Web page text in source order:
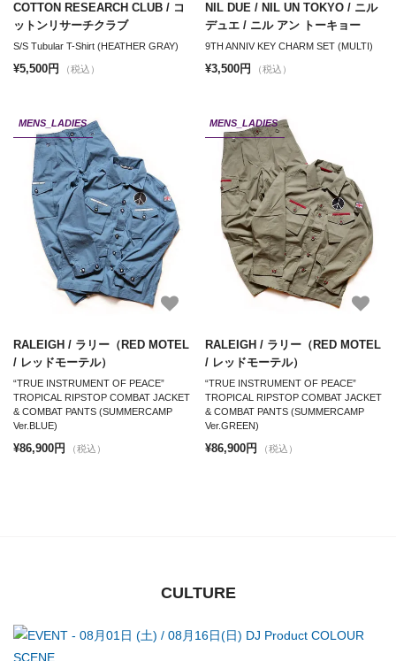
COTTON RESEARCH CLUB / コ
ットンリサーチクラブ
S/S Tubular T-Shirt (HEATHER GRAY)
¥5,500円 （税込）
NIL DUE / NIL UN TOKYO / ニル
デュエ / ニル アン トーキョー
9TH ANNIV KEY CHARM SET (MULTI)
¥3,500円 （税込）
MENS_LADIES
RALEIGH / ラリー（RED MOTEL
/ レッドモーテル）
“TRUE INSTRUMENT OF PEACE”
TROPICAL RIPSTOP COMBAT JACKET
& COMBAT PANTS (SUMMERCAMP
Ver.BLUE)
¥86,900円 （税込）
MENS_LADIES
RALEIGH / ラリー（RED MOTEL
/ レッドモーテル）
“TRUE INSTRUMENT OF PEACE”
TROPICAL RIPSTOP COMBAT JACKET
& COMBAT PANTS (SUMMERCAMP
Ver.GREEN)
¥86,900円 （税込）
CULTURE